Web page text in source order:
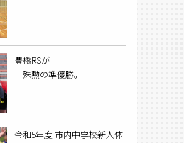
豊橋RSが
殊勲の準優勝。
令和5年度 市内中学校新人体